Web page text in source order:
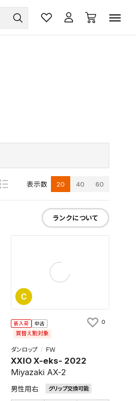
表示数 20 40 60
ランクについて
C
新入荷 中古
買替え割対象
ダンロップ ＦＷ
XXIO X-eks- 2022
Miyazaki AX-2
男性用右 グリップ交換可能
0